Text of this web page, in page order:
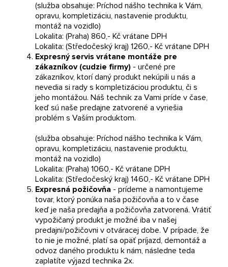
(služba obsahuje: Príchod nášho technika k Vám,
opravu, kompletizáciu, nastavenie produktu,
montáž na vozidlo)
Lokalita: (Praha) 860,- Kč vrátane DPH
Lokalita: (Středočeský kraj) 1260,- Kč vrátane DPH
Expresný servis vrátane montáže pre
zákazníkov (cudzie firmy) - určené pre
zákazníkov, ktorí daný produkt nekúpili u nás a
nevedia si rady s kompletizáciou produktu, či s
jeho montážou. Náš technik za Vami príde v čase,
keď sú naše predajne zatvorené a vyriešia
problém s Vaším produktom.
(služba obsahuje: Príchod nášho technika k Vám,
opravu, kompletizáciu, nastavenie produktu,
montáž na vozidlo)
Lokalita: (Praha) 1060,- Kč vrátane DPH
Lokalita: (Středočeský kraj) 1460,- Kč vrátane DPH
Expresná požičovňa - prídeme a namontujeme
tovar, ktorý ponúka naša požičovňa a to v čase
keď je naša predajňa a požičovňa zatvorená. Vrátiť
vypožičaný produkt je možné iba v našej
predajni/požičovni v otváracej dobe. V prípade, že
to nie je možné, platí sa opäť príjazd, demontáž a
odvoz daného produktu k nám, následne teda
zaplatíte výjazd technika 2x.